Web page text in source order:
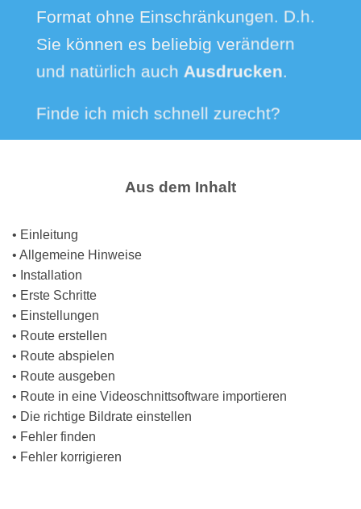
Format ohne Einschränkungen. D.h.
Sie können es beliebig verändern
und natürlich auch Ausdrucken.
Finde ich mich schnell zurecht?
die Kapitel aus, die Sie interessieren.
Stichworte sofort.
Aus dem Inhalt
• Einleitung
• Allgemeine Hinweise
• Installation
• Erste Schritte
• Einstellungen
• Route erstellen
• Route abspielen
• Route ausgeben
• Route in eine Videoschnittsoftware importieren
• Die richtige Bildrate einstellen
• Fehler finden
• Fehler korrigieren